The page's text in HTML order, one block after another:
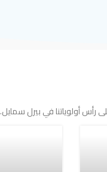
رأس أولوياتنا في بيرل سمايل.